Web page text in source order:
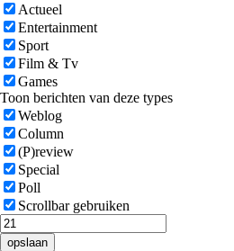
Actueel
Entertainment
Sport
Film & Tv
Games
Toon berichten van deze types
Weblog
Column
(P)review
Special
Poll
Scrollbar gebruiken
opslaan